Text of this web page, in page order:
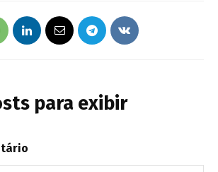
para exibir